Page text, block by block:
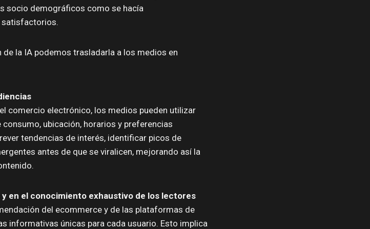
socio demográficos como se hacía
satisfactorios.
la IA podemos trasladarla a los medios en
comercio electrónico, los medios pueden utilizar
ubicación, horarios y preferencias
tendencias de interés, identificar picos de
antes de que se viralicen, mejorando así la
en el conocimiento exhaustivo de los lectores
del ecommerce y de las plataformas de
informativas únicas para cada usuario. Esto implica